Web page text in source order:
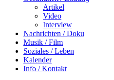
Artikel
Video
Interview
Nachrichten / Doku
Musik / Film
Soziales / Leben
Kalender
Info / Kontakt